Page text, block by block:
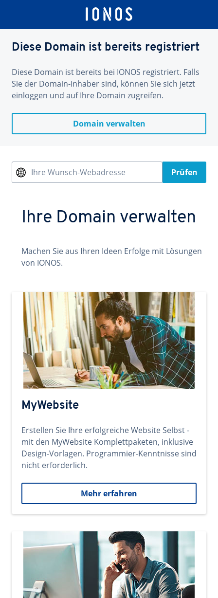
Diese Domain ist bereits registriert
Diese Domain ist bereits bei IONOS registriert. Falls
Sie der Domain-Inhaber sind, können Sie sich jetzt
einloggen und auf Ihre Domain zugreifen.
Domain verwalten
Ihre Wunsch-Webadresse Prüfen
Ihre Domain verwalten
Machen Sie aus Ihren Ideen Erfolge mit Lösungen
von IONOS.
MyWebsite
Erstellen Sie Ihre erfolgreiche Website Selbst -
mit den MyWebsite Komplettpaketen, inklusive
Design-Vorlagen. Programmier-Kenntnisse sind
nicht erforderlich.
Mehr erfahren